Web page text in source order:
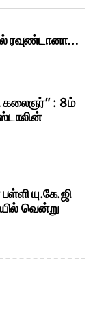
ரவுண்டானா…
கலைஞர்” : 8ம்
யு.கே.ஜி
வென்று